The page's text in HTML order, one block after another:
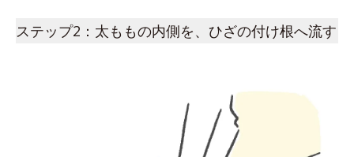
ステップ2：太ももの内側を、ひざの付け根へ流す